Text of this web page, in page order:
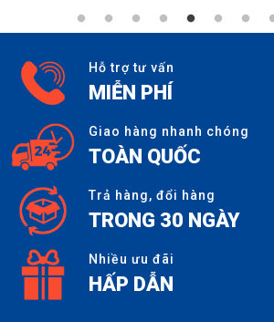
Hỗ trợ tư vấn
MIỄN PHÍ
Giao hàng nhanh chóng
TOÀN QUỐC
Trả hàng, đổi hàng
TRONG 30 NGÀY
Nhiều ưu đãi
HẤP DẪN